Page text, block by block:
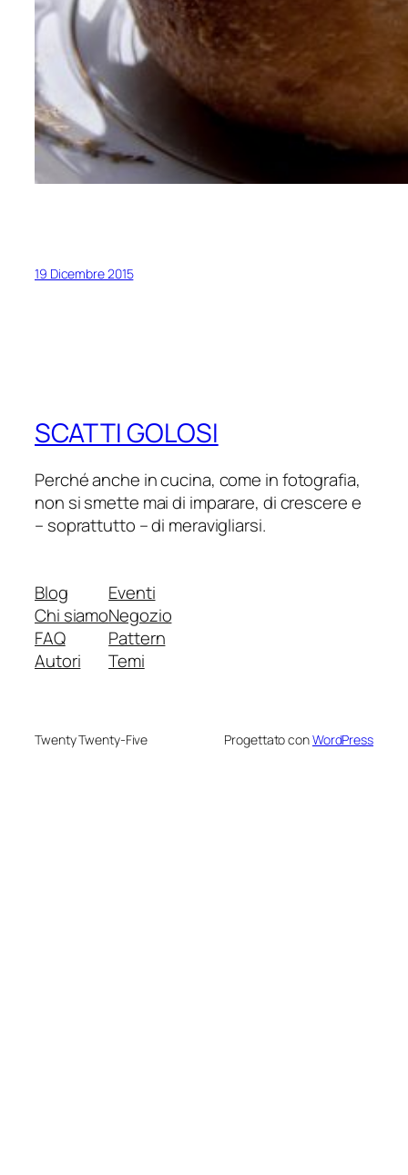
19 Dicembre 2015
SCATTI GOLOSI
Perché anche in cucina, come in fotografia,
non si smette mai di imparare, di crescere e
– soprattutto – di meravigliarsi.
Blog
Chi siamo
FAQ
Autori
Eventi
Negozio
Pattern
Temi
Twenty Twenty-Five Progettato conWordPress